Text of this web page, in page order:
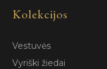
Kolekcijos
Vestuvės
Vyriški žiedai